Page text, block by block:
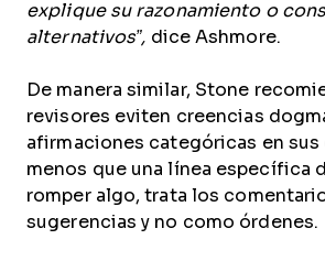
explique su razonamiento o
alternativos”, dice Ashmore.
De manera similar, Stone
revisores eviten creencias
afirmaciones categóricas en
menos que una línea específica
romper algo, trata los
sugerencias y no como órdenes.